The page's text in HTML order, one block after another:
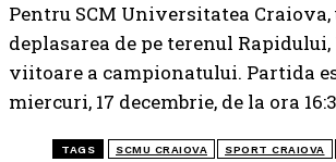
Pentru SCM Universitatea Craiova,
deplasarea de pe terenul
viitoare a campionatului. Partida
miercuri, 17 decembrie, de la ora
TAGS SCMU CRAIOVA SPORT CRAIOVA